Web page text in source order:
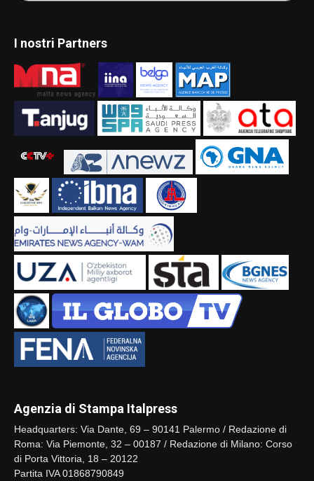
I nostri Partners
Agenzia di Stampa Italpress
Headquarters: Via Dante, 69 – 90141 Palermo / Redazione di
Roma: Via Piemonte, 32 – 00187 / Redazione di Milano: Corso
di Porta Vittoria, 18 – 20122
Partita IVA 01868790849